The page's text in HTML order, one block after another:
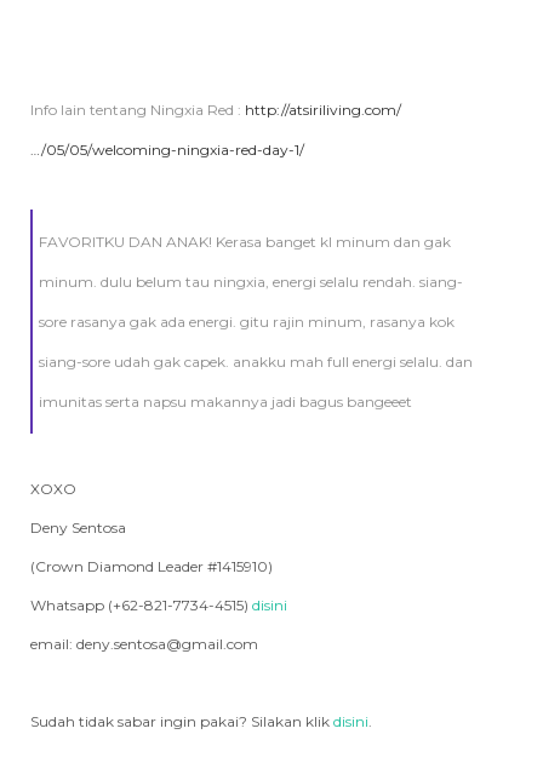
Info lain tentang Ningxia Red : http://atsiriliving.com/
…/05/05/welcoming-ningxia-red-day-1/
FAVORITKU DAN ANAK! Kerasa banget kl minum dan gak
minum. dulu belum tau ningxia, energi selalu rendah. siang-
sore rasanya gak ada energi. gitu rajin minum, rasanya kok
siang-sore udah gak capek. anakku mah full energi selalu. dan
imunitas serta napsu makannya jadi bagus bangeeet
XOXO
Deny Sentosa
(Crown Diamond Leader #1415910)
Whatsapp (+62-821-7734-4515) disini
email: deny.sentosa@gmail.com
Sudah tidak sabar ingin pakai? Silakan klik disini.